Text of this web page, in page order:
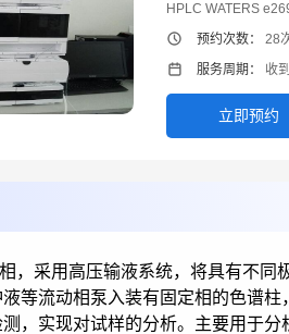
HPLC WATERS
预约次数：
28
服务周期：
收
立即预约
，采用高压输液系统，将具有不同
等流动相泵入装有固定相的色谱
，实现对试样的分析。主要用于分